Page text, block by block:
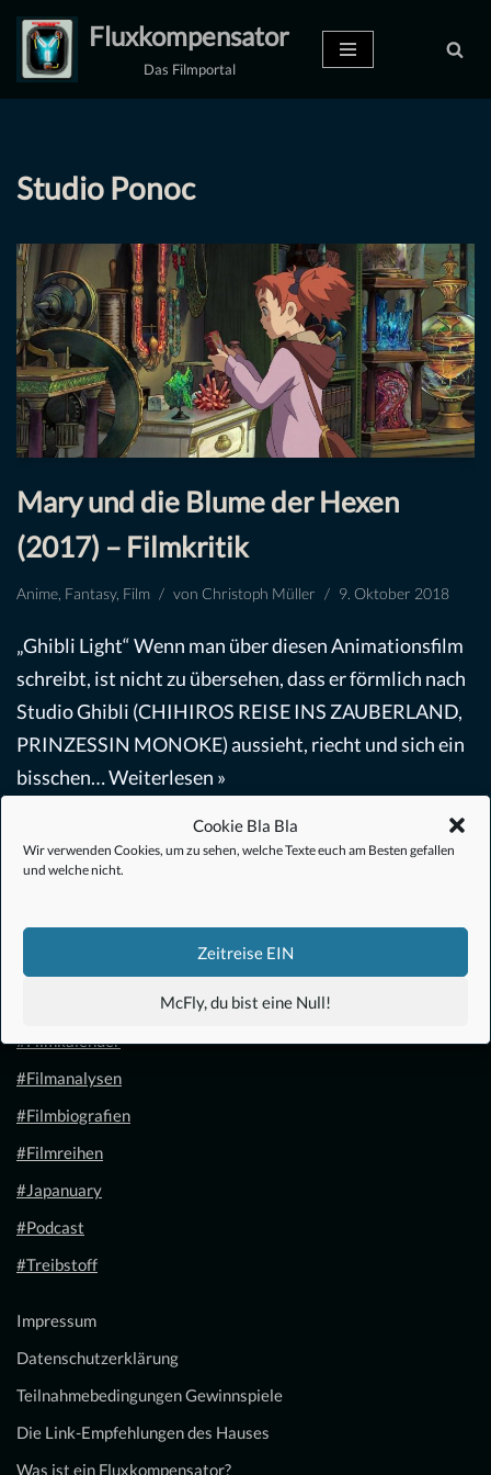
Cookie Bla Bla
Wir verwenden Cookies, um zu sehen, welche Texte euch am Besten gefallen
und welche nicht.
Zeitreise EIN
McFly, du bist eine Null!
Zum
Inhalt
Fluxkompensator
Das Filmportal
Studio Ponoc
Mary und die Blume der Hexen
(2017) – Filmkritik
Anime, Fantasy, Film von Christoph Müller 9. Oktober 2018
„Ghibli Light“ Wenn man über diesen Animationsfilm
schreibt, ist nicht zu übersehen, dass er förmlich nach
Studio Ghibli (CHIHIROS REISE INS ZAUBERLAND,
PRINZESSIN MONOKE) aussieht, riecht und sich ein
bisschen…Weiterlesen »
#Filmkalender
#Filmanalysen
#Filmbiografien
#Filmreihen
#Japanuary
#Podcast
#Treibstoff
Impressum
Datenschutzerklärung
Teilnahmebedingungen Gewinnspiele
Die Link-Empfehlungen des Hauses
Was ist ein Fluxkompensator?